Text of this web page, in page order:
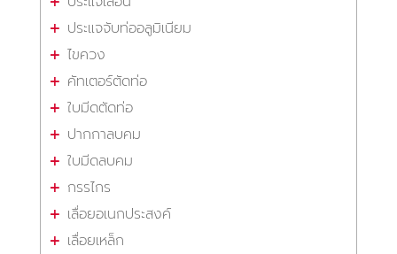
ประแจจับท่ออลูมิเนียม
ไขควง
คัทเตอร์ตัดท่อ
ใบมีดตัดท่อ
ปากกาลบคม
ใบมีดลบคม
กรรไกร
เลื่อยอเนกประสงค์
เลื่อยเหล็ก